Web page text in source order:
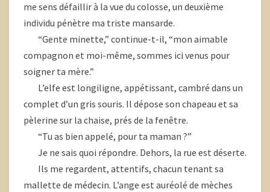
me sens défaillir à la vue du colosse, un deuxième
individu pénètre ma triste mansarde.
“Gente minette,” continue-t-il, “mon aimable
compagnon et moi-même, sommes ici venus pour
soigner ta mère.”
L’elfe est longiligne, appétissant, cambré dans un
complet d’un gris souris. Il dépose son chapeau et sa
pèlerine sur la chaise, prés de la fenêtre.
“Tu as bien appelé, pour ta maman ?”
Je ne sais quoi répondre. Dehors, la rue est déserte.
Ils me regardent, attentifs, chacun tenant sa
mallette de médecin. L’ange est auréolé de mèches